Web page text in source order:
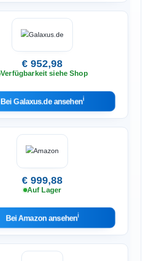
€ 952,98
Verfügbarkeit siehe Shop
Bei Galaxus.de ansehenℹ︎
€ 999,88
Auf Lager
Bei Amazon ansehenℹ︎